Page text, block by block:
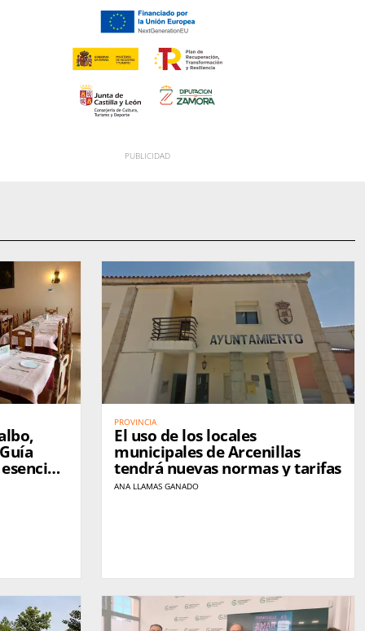
PROVINCIA
El uso de los locales
municipales de Arcenillas
tendrá nuevas normas y tarifas
ANA LLAMAS GANADO